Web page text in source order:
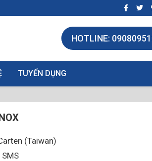
HOTLINE:
TUYỂN DỤNG
(Taiwan)